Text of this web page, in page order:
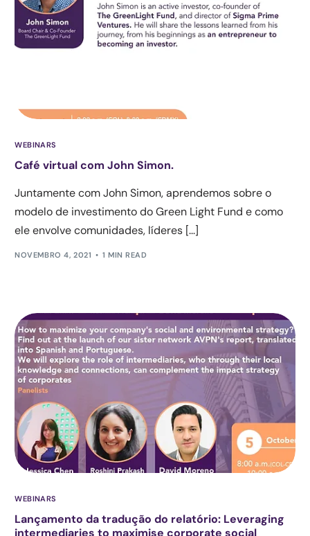
WEBINARS
Café virtual com John Simon.
Juntamente com John Simon, aprendemos sobre o
modelo de investimento do Green Light Fund e como
ele envolve comunidades, líderes [...]
NOVEMBRO 4, 2021 1 MIN READ
WEBINARS
Lançamento da tradução do relatório: Leveraging
intermediaries to maximise corporate social